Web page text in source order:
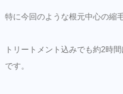
特に今回のような根元中心の縮
トリートメント込みでも約2時
です。